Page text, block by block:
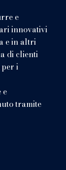
e
innovativi
e in altri
di clienti
per i
e
tramite